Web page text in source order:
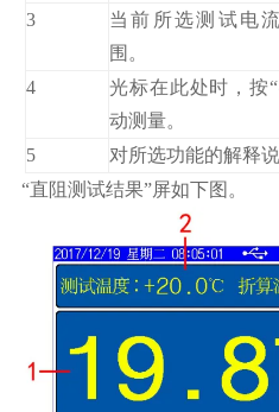
3
当前所选测试电
围。
4
光标在此处时，按
动测量。
5
对所选功能的解释说
“直阻测试结果”屏如下图。